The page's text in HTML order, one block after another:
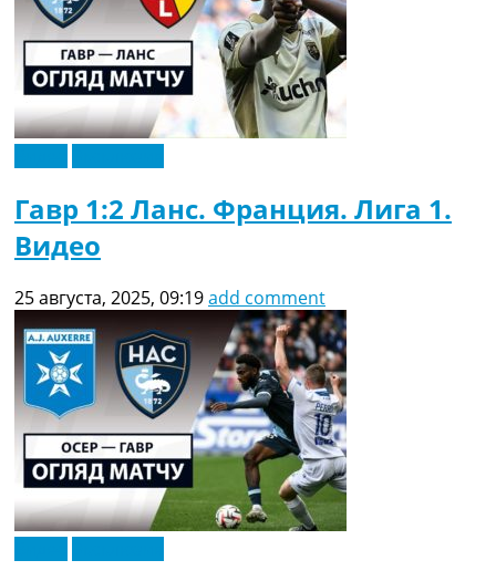
Гавр 1:2 Ланс. Франция. Лига 1.
Видео
25 августа, 2025, 09:19add comment